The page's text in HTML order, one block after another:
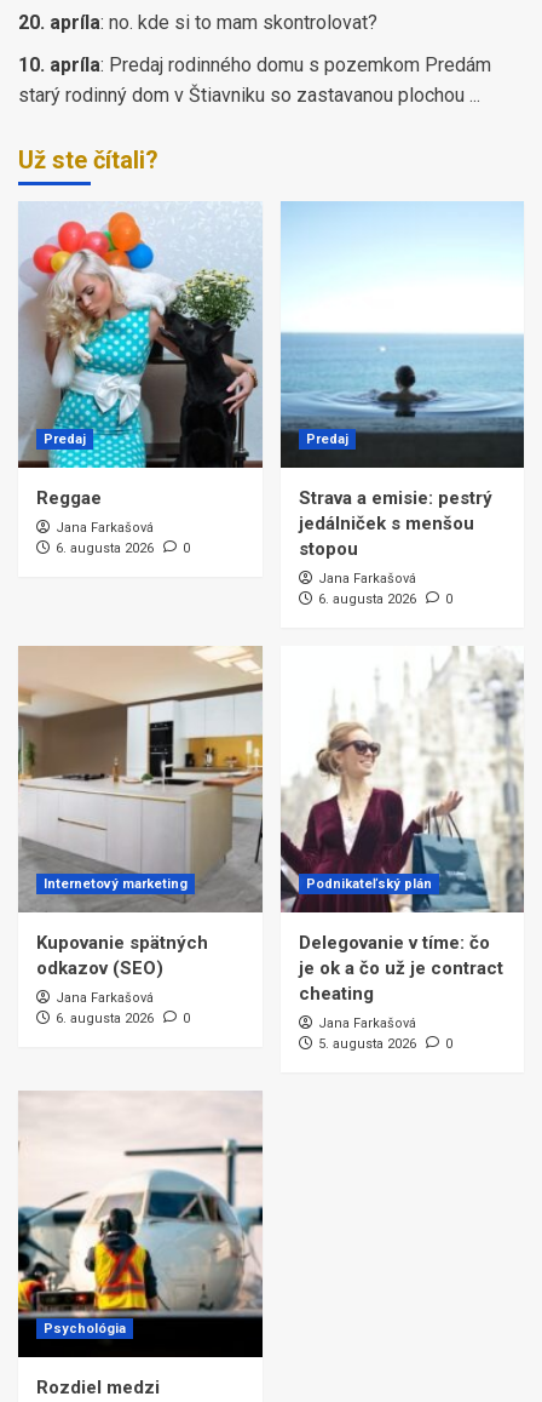
20. apríla: no. kde si to mam skontrolovat?
10. apríla: Predaj rodinného domu s pozemkom Predám
starý rodinný dom v Štiavniku so zastavanou plochou ...
Už ste čítali?
Predaj
Reggae
Jana Farkašová
6. augusta 2026
0
Predaj
Strava a emisie: pestrý
jedálniček s menšou
stopou
Jana Farkašová
6. augusta 2026
0
Internetový marketing
Kupovanie spätných
odkazov (SEO)
Jana Farkašová
6. augusta 2026
0
Podnikateľský plán
Delegovanie v tíme: čo
je ok a čo už je contract
cheating
Jana Farkašová
5. augusta 2026
0
Psychológia
Rozdiel medzi